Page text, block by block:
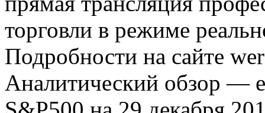
торговли в режиме
Подробности на сайте
Аналитический обзор —